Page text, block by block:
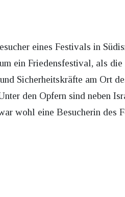
eines Festivals in
ein Friedensfestival, als die
Sicherheitskräfte am Ort
den Opfern sind neben
wohl eine Besucherin des